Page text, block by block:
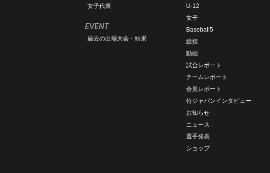
女子代表
EVENT
過去の出場大会・結果
U-12
女子
Baseball5
総括
動画
試合レポート
チームレポート
会見レポート
侍ジャパンインタビュー
お知らせ
ニュース
選手発表
ショップ